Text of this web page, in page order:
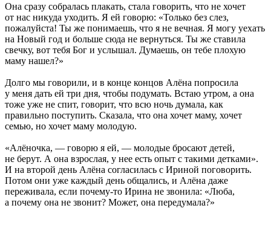
Она сразу собралась плакать, стала говорить, что не хочет
от нас никуда уходить. Я ей говорю: «Только без слез,
пожалуйста! Ты же понимаешь, что я не вечная. Я могу уехать
на Новый год и больше сюда не вернуться. Ты же ставила
свечку, вот тебя Бог и услышал. Думаешь, он тебе плохую
маму нашел?»
Долго мы говорили, и в конце концов Алёна попросила
у меня дать ей три дня, чтобы подумать. Встаю утром, а она
тоже уже не спит, говорит, что всю ночь думала, как
правильно поступить. Сказала, что она хочет маму, хочет
семью, но хочет маму молодую.
«Алёночка, — говорю я ей, — молодые бросают детей,
не берут. А она взрослая, у нее есть опыт с такими детками».
И на второй день Алёна согласилась с Ириной поговорить.
Потом они уже каждый день общались, и Алёна даже
переживала, если почему-то Ирина не звонила: «Люба,
а почему она не звонит? Может, она передумала?»